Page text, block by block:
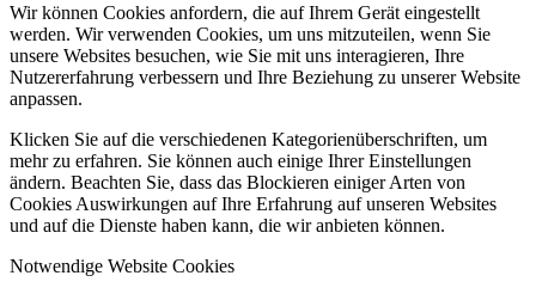
Wir können Cookies anfordern, die auf Ihrem Gerät eingestellt
werden. Wir verwenden Cookies, um uns mitzuteilen, wenn Sie
unsere Websites besuchen, wie Sie mit uns interagieren, Ihre
Nutzererfahrung verbessern und Ihre Beziehung zu unserer Website
anpassen.
Klicken Sie auf die verschiedenen Kategorienüberschriften, um
mehr zu erfahren. Sie können auch einige Ihrer Einstellungen
ändern. Beachten Sie, dass das Blockieren einiger Arten von
Cookies Auswirkungen auf Ihre Erfahrung auf unseren Websites
und auf die Dienste haben kann, die wir anbieten können.
Notwendige Website Cookies